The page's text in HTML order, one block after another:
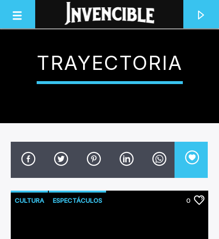
INVENCIBLE RADIO
JUNTOS SOMOS INVENCIBLES
TRAYECTORIA
CULTURA ESPECTÁCULOS 0